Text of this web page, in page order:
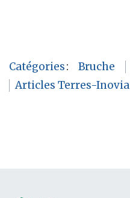
Catégories: Bruche
Articles Terres-Inovia